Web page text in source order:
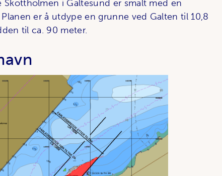
i Galtesund er smalt med en
er å utdype en grunne ved Galten til 10,8
til ca. 90 meter.